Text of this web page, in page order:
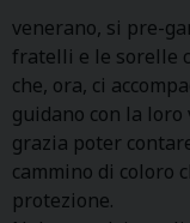
venerano, si pre-
fratelli e le sorelle
che, ora, ci
guidano con la
grazia poter
cammino di coloro
protezione.